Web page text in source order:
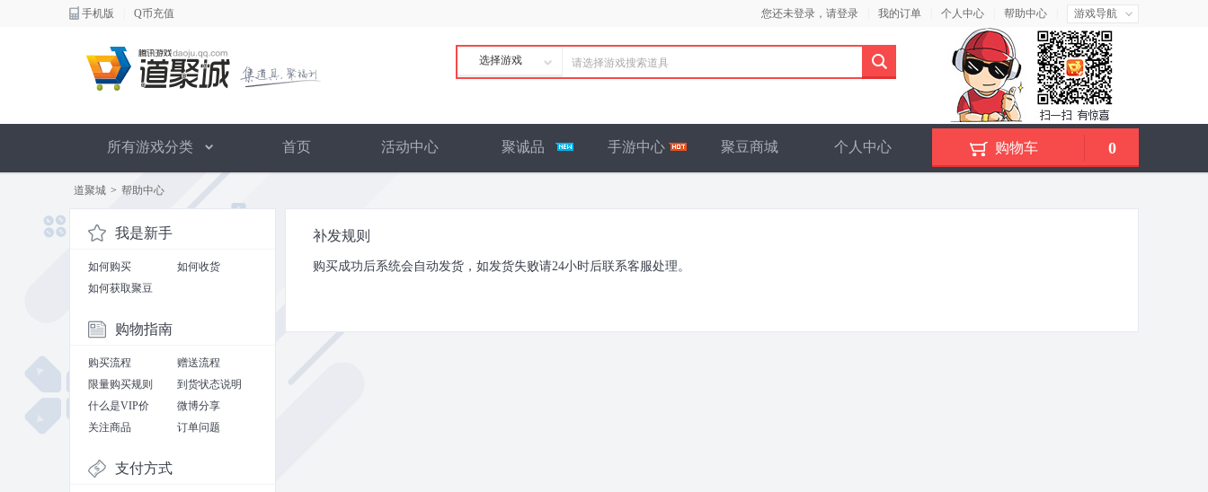
手机版 Q币充值 游戏导航
帮助中心
个人中心
我的订单
您还未登录，请登录
选择游戏
所有游戏分类 首页 活动中心 聚诚品 手游中心 聚豆商城 个人中心 0
购物车
道聚城 > 帮助中心
我是新手
如何购买
如何收货
如何获取聚豆
购物指南
购买流程
赠送流程
限量购买规则
到货状态说明
什么是VIP价
微博分享
关注商品
订单问题
支付方式
补发规则
购买成功后系统会自动发货，如发货失败请24小时后联系客服处理。